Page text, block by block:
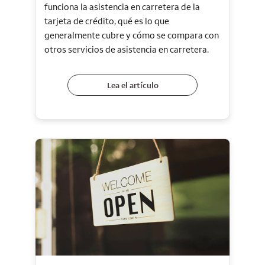
funciona la asistencia en carretera de la
tarjeta de crédito, qué es lo que
generalmente cubre y cómo se compara con
otros servicios de asistencia en carretera.
Lea el artículo